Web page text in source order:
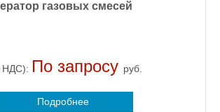
газовых смесей
НДС): По запросу руб.
Подробнее